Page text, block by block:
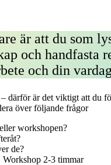
är att du som
och
och din
därför är det viktigt att du
över följande frågor
workshopen?
de?
Workshop 2-3 timmar